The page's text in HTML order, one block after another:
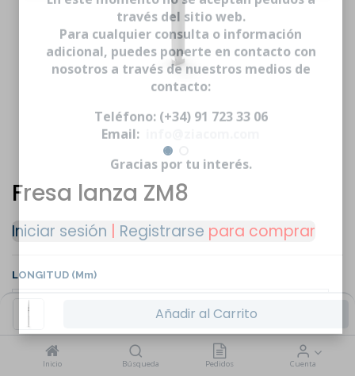
Añadir al Carrito
Inicio Búsqueda Pedidos Cuenta
Fresa lanza ZM8
Iniciar sesión Registrarse para comprar
LONGITUD (mm)
En este momento no se aceptan pedidos a
través del sitio web.
Para cualquier consulta o información
adicional, puedes ponerte en contacto con
nosotros a través de nuestros medios de
contacto:
Teléfono: (+34) 91 723 33 06
Email:
info@ziacom.com
Gracias por tu interés.